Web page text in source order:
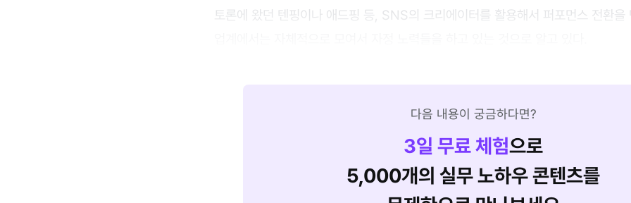
토론에 왔던 텐핑이나 애드핑 등, SNS의 크리에이터를 활용해서 퍼포먼스 전환을
다음 내용이 궁금하다면?
3일 무료 체험으로
5,000개의 실무 노하우 콘텐츠를